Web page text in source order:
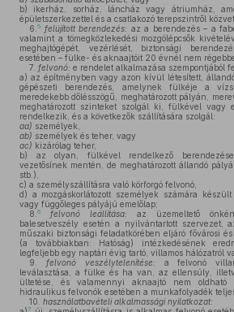
b) ikerház, sorház, láncház vagy átriumház,
épületszerkezettel és a csatlakozó terepszintről
6. 5 felújított berendezés: az a berendezés – a
valamint a tömegközlekedési mozgólépcsők
meghajtógépét, vezérlését, biztonsági
esetében – fülke- és aknaajtóit 20 évnél nem
7. felvonó: e rendelet alkalmazása szempontjából
a) az építményben vagy azon kívül létesített,
gépészeti berendezés, amelynek fülkéje a
meredekebb dőlésszögű, meghatározott pályán,
meghatározott szinteket szolgál ki, fülkével vagy
rendelkezik, és a következők szállítására szolgál:
aa) személyek,
ab) személyek és teher, vagy
ac) kizárólag teher,
b) az olyan, fülkével rendelkező
vezetősínek mentén, de meghatározott állandó
stb.),
c) a személyszállításra való körforgó felvonó,
d) a mozgáskorlátozott személyek számára
vagy függőleges pályájú emelőlap;
8. 6 felvonó leállítása: az üzemeltető
balesetveszély esetén a nyilvántartott szervezet,
műszaki biztonsági feladatkörében eljáró fővárosi
(a továbbiakban: Hatóság) intézkedésének
legfeljebb egy naptári évig tartó, villamos hálózatról
9.
felvonó veszélytelenítése: a felvonó
leválasztása, a fülke és ha van, az ellensúly,
ültetése, és valamennyi aknaajtó nem oldható
hidraulikus felvonók esetében a munkafolyadék
10. használatbavételi alkalmassági nyilatkozat:
7